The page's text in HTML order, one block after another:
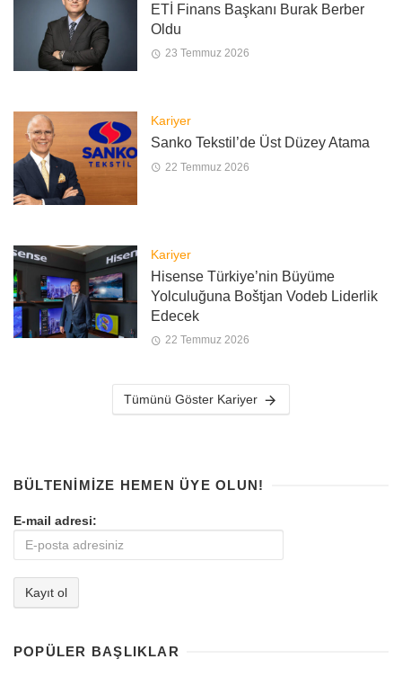
ETİ Finans Başkanı Burak Berber
Oldu
23 Temmuz 2026
Kariyer
Sanko Tekstil’de Üst Düzey Atama
22 Temmuz 2026
Kariyer
Hisense Türkiye’nin Büyüme
Yolculuğuna Boštjan Vodeb Liderlik
Edecek
22 Temmuz 2026
Tümünü Göster Kariyer
BÜLTENIMIZE HEMEN ÜYE OLUN!
E-mail adresi:
POPÜLER BAŞLIKLAR